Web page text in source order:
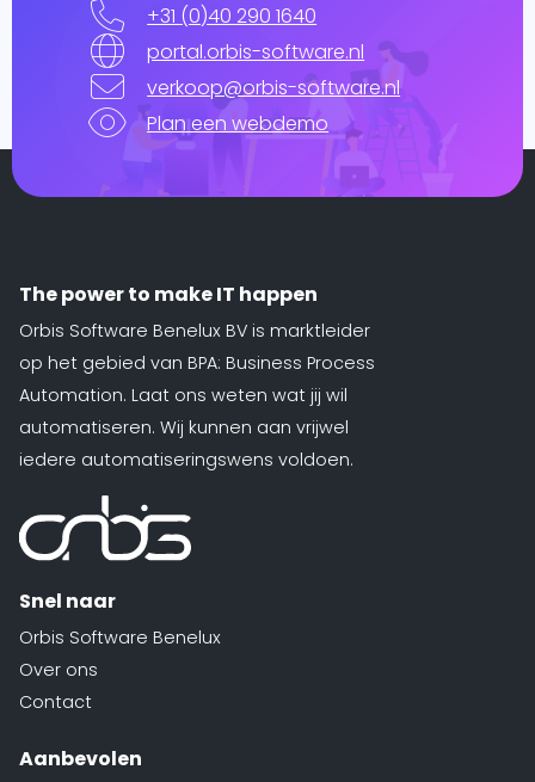
+31 (0)40 290 1640
portal.orbis-software.nl
verkoop@orbis-software.nl
Plan een webdemo
The power to make IT happen
Orbis Software Benelux BV is marktleider
op het gebied van BPA: Business Process
Automation. Laat ons weten wat jij wil
automatiseren. Wij kunnen aan vrijwel
iedere automatiseringswens voldoen.
Snel naar
Orbis Software Benelux
Over ons
Contact
Aanbevolen